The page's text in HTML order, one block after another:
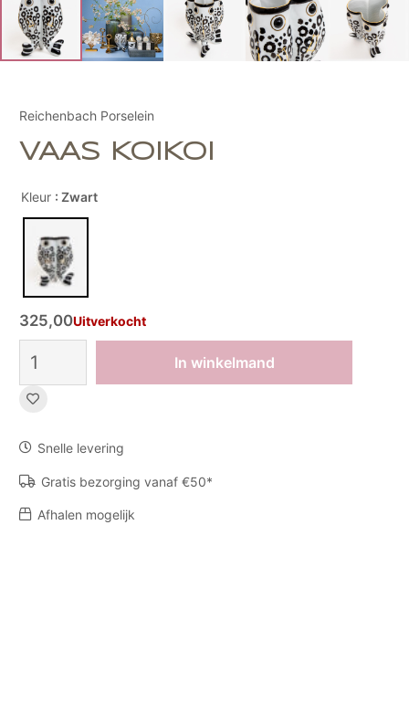
Reichenbach Porselein
VAAS KOIKOI
Kleur : Zwart
325,00Uitverkocht
KoiKoi
aantal
In winkelmand
Snelle levering
Gratis bezorging vanaf €50*
Afhalen mogelijk